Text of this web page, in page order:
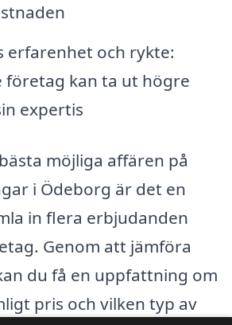
erfarenhet och rykte:
företag kan ta ut högre
expertis
möjliga affären på
i Ödeborg är det en
in flera erbjudanden
Genom att jämföra
du få en uppfattning om
pris och vilken typ av